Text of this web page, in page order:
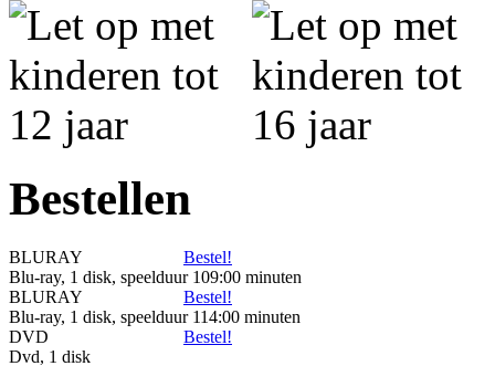
Bestellen
BLURAY
Bestel!
Blu-ray, 1 disk, speelduur 109:00 minuten
BLURAY
Bestel!
Blu-ray, 1 disk, speelduur 114:00 minuten
DVD
Bestel!
Dvd, 1 disk